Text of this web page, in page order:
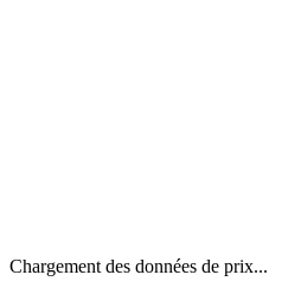
Chargement des données de prix...